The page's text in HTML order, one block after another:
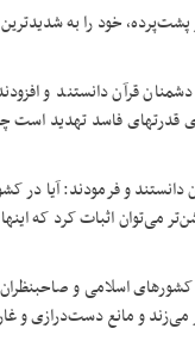
پشت‌پرده، خود را به
قرآن دانستند و
قدرتهای فاسد تهدید
و فرمودند: آیا در
می‌توان اثبات کرد که
اسلامی و صاحبنظران
و مانع دست‌درازی و